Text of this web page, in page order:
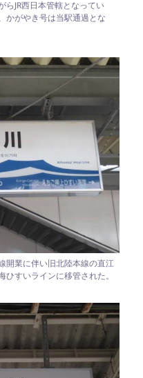
らJR西日本管轄となってい
かがやき号は当駅通過とな
開業に伴い旧北陸本線の直江
すいラインに移管された。